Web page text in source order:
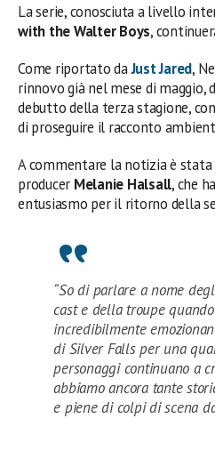
La serie, conosciuta a livello
with the Walter Boys,
Come riportato daJust Jared,
rinnovo già nel mese di maggio,
debutto della terza stagione,
di proseguire il racconto
A commentare la notizia è
producer Melanie Halsall, che
entusiasmo per il ritorno della
“So di parlare a nome
cast e della troupe
incredibilmente
di Silver Falls per una
personaggi continuano a
abbiamo ancora tante
e piene di colpi di scena